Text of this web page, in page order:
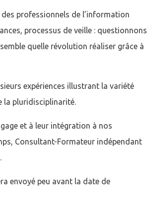
professionnels de l’information
processus de veille : questionnons
quelle révolution réaliser grâce à
expériences illustrant la variété
la pluridisciplinarité.
et à leur intégration à nos
Consultant-Formateur indépendant
envoyé peu avant la date de